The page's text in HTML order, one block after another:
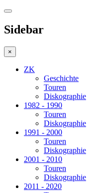
Sidebar
×
ZK
Geschichte
Touren
Diskographie
1982 - 1990
Touren
Diskographie
1991 - 2000
Touren
Diskographie
2001 - 2010
Touren
Diskographie
2011 - 2020